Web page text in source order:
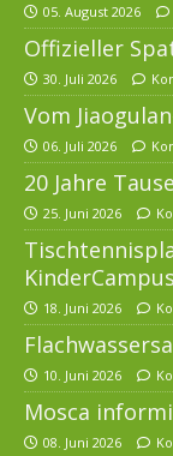
05. August 2026
Offizieller
30. Juli 2026
Vom
06. Juli 2026
20 Jahre
25. Juni 2026
KinderCampus
18. Juni 2026
10. Juni 2026
Mosca
08. Juni 2026